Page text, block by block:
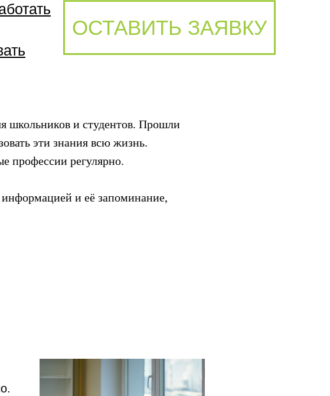
ОСТАВИТЬ ЗАЯВКУ
школьников и студентов. Прошли
эти знания всю жизнь.
профессии регулярно.
и её запоминание,